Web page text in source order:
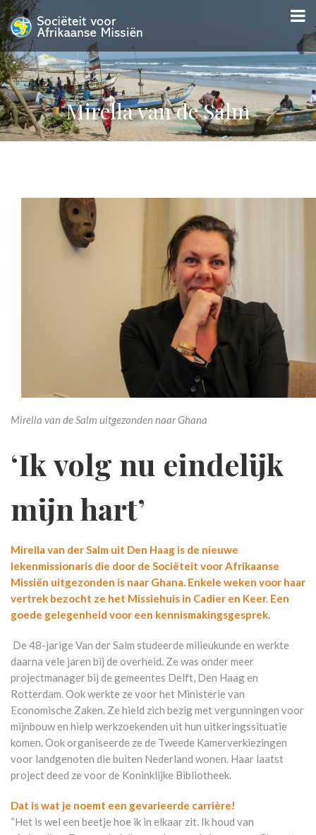
Mirella van de Salm
Mirella van de Salm uitgezonden naar Ghana
‘Ik volg nu eindelijk
mijn hart’
Mirella van der Salm uit Den Haag is de nieuwe
lekenmissionaris die door de Sociëteit voor Afrikaanse
Missiën uitgezonden is naar Ghana. Enkele weken voor haar
vertrek bezocht ze het Missiehuis in Cadier en Keer. Een
goede gelegenheid voor een kennismakingsgesprek.
De 48-jarige Van der Salm studeerde milieukunde en werkte
daarna vele jaren bij de overheid. Ze was onder meer
projectmanager bij de gemeentes Delft, Den Haag en
Rotterdam. Ook werkte ze voor het Ministerie van
Economische Zaken. Ze hield zich bezig met vergunningen voor
mijnbouw en hielp werkzoekenden uit hun uitkeringssituatie
komen. Ook organiseerde ze de Tweede Kamerverkiezingen
voor landgenoten die buiten Nederland wonen. Haar laatst
project deed ze voor de Koninklijke Bibliotheek.
Dat is wat je noemt een gevarieerde carrière!
“Het is wel een beetje hoe ik in elkaar zit. Ik houd van